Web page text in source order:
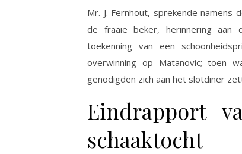
Mr. J. Fernhout, sprekende namens
de fraaie beker, herinnering aan
toekenning van een
overwinning op Matanovic; toen
genodigden zich aan het slotdiner
Eindrapport
schaaktocht